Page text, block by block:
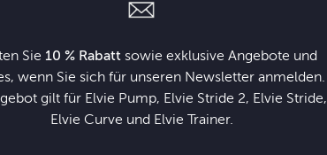
Sie 10 % Rabattsowie exklusive Angebote und
wenn Sie sich für unseren Newsletter anmelden.
gilt für Elvie Pump, Elvie Stride 2, Elvie Stride,
Elvie Curve und Elvie Trainer.